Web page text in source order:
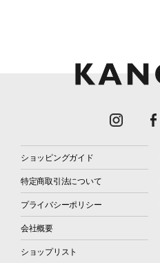
ショッピングガイド
特定商取引法について
プライバシーポリシー
会社概要
ショップリスト